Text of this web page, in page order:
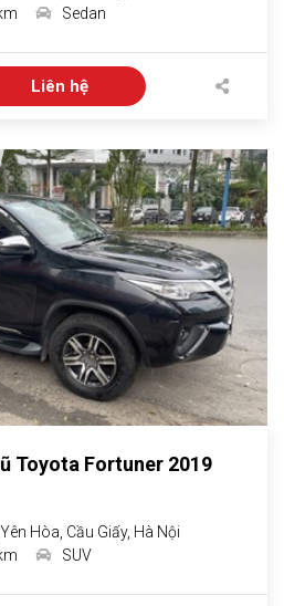
Sedan
Liên hệ
Toyota Fortuner 2019
Hòa, Cầu Giấy, Hà Nội
SUV